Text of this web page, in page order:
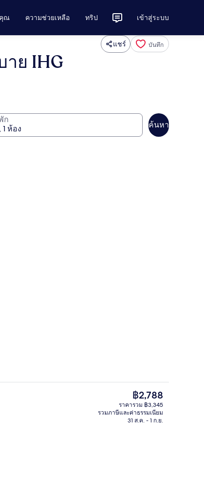
ณ ความช่วยเหลือ ทริป เข้าสู่ระบบ
แชร์ บันทึก
าย IHG
ก
ค้นหา
ยงใหญ่ 1 เตียง และโซฟาเบด (with Free Hot Breakfast) | สิ่งอำนวยควา
บาร์ (ในที่พัก)
ราคา
ปัจจุบัน
฿2,788
฿2,788
ราคารวม ฿3,345
รวมภาษีและค่าธรรมเนียม
31 ส.ค. - 1 ก.ย.